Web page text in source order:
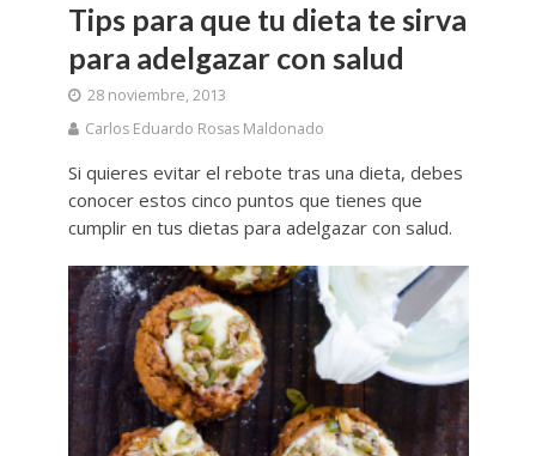
Tips para que tu dieta te sirva
para adelgazar con salud
28 noviembre, 2013
Carlos Eduardo Rosas Maldonado
Si quieres evitar el rebote tras una dieta, debes
conocer estos cinco puntos que tienes que
cumplir en tus dietas para adelgazar con salud.